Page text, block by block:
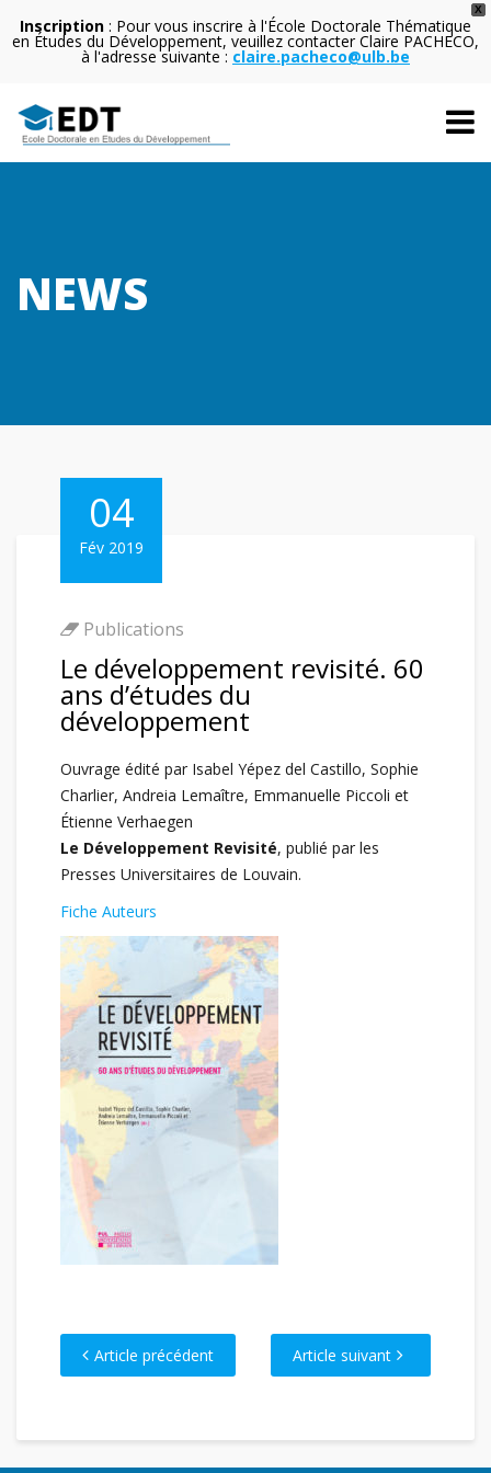
X
Inscription : Pour vous inscrire à l'École Doctorale Thématique
en Études du Développement, veuillez contacter Claire PACHECO,
à l'adresse suivante : claire.pacheco@ulb.be
NEWS
04
Fév 2019
Publications
Le développement revisité. 60
ans d’études du
développement
Ouvrage édité par Isabel Yépez del Castillo, Sophie
Charlier, Andreia Lemaître, Emmanuelle Piccoli et
Étienne Verhaegen
Le Développement Revisité, publié par les
Presses Universitaires de Louvain.
Fiche Auteurs
Article précédent Article suivant